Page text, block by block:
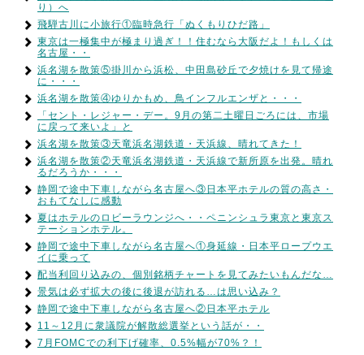
り）へ
飛騨古川に小旅行①臨時急行「ぬくもりひだ路」
東京は一極集中が極まり過ぎ！！住むなら大阪だよ！もしくは
名古屋・・
浜名湖を散策⑤掛川から浜松、中田島砂丘で夕焼けを見て帰途
に・・・
浜名湖を散策④ゆりかもめ、鳥インフルエンザと・・・
「セント・レジャー・デー。9月の第二土曜日ごろには、市場
に戻って来いよ」と
浜名湖を散策③天竜浜名湖鉄道・天浜線、晴れてきた！
浜名湖を散策②天竜浜名湖鉄道・天浜線で新所原を出発。晴れ
るだろうか・・・
静岡で途中下車しながら名古屋へ③日本平ホテルの質の高さ・
おもてなしに感動
夏はホテルのロビーラウンジへ・・ペニンシュラ東京と東京ス
テーションホテル。
静岡で途中下車しながら名古屋へ①身延線・日本平ロープウエ
イに乗って
配当利回り込みの、個別銘柄チャートを見てみたいもんだな…
景気は必ず拡大の後に後退が訪れる…は思い込み？
静岡で途中下車しながら名古屋へ②日本平ホテル
11～12月に衆議院が解散総選挙という話が・・
7月FOMCでの利下げ確率、0.5%幅が70%？！